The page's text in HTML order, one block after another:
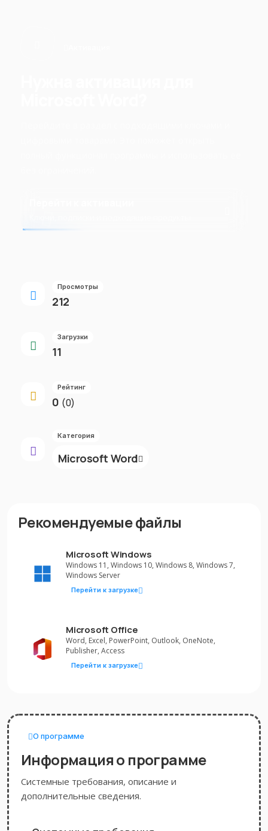
Просмотры
212
Загрузки
11
Рейтинг
0 (0)
Категория
Microsoft Word
Рекомендуемые файлы
Microsoft Windows
Windows 11, Windows 10, Windows 8, Windows 7,
Windows Server
Перейти к загрузке
Microsoft Office
Word, Excel, PowerPoint, Outlook, OneNote,
Publisher, Access
Перейти к загрузке
О программе
Информация о программе
Системные требования, описание и
дополнительные сведения.